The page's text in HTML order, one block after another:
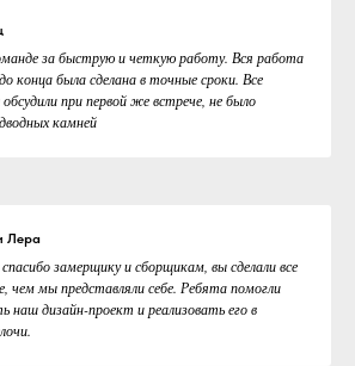
за быструю и четкую работу. Вся работа
конца была сделана в точные сроки. Все
при первой же встрече, не было
камней
Лера
замерщику и сборщикам, вы сделали все
чем мы представляли себе. Ребята помогли
наш дизайн-проект и реализовать его в